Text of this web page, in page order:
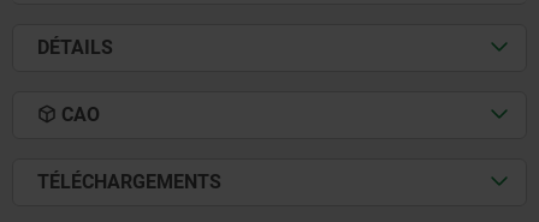
DÉTAILS
CAO
TÉLÉCHARGEMENTS